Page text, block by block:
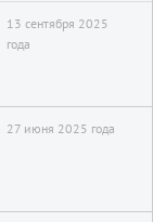
13 сентября 2025
года
27 июня 2025 года